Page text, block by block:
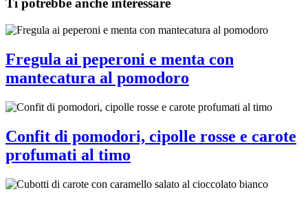
Ti potrebbe anche interessare
Fregula ai peperoni e menta con
mantecatura al pomodoro
Confit di pomodori, cipolle rosse e carote
profumati al timo